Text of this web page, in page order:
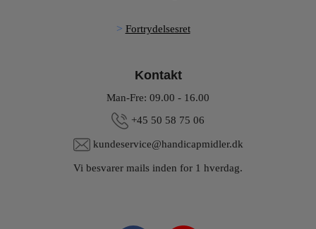
Fortrydelsesret
Kontakt
Man-Fre: 09.00 - 16.00
+45 50 58 75 06
kundeservice@handicapmidler.dk
Vi besvarer mails inden for 1 hverdag.